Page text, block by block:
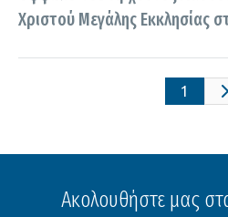
Χριστού Μεγάλης Εκκλησίας
1
Ακολουθήστε μας